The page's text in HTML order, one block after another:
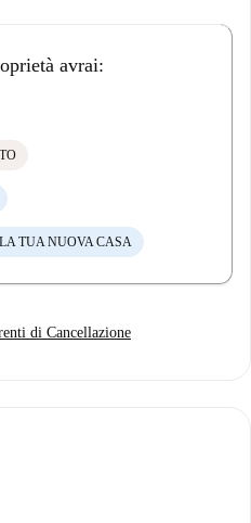
avrai:
TUA NUOVA CASA
di Cancellazione